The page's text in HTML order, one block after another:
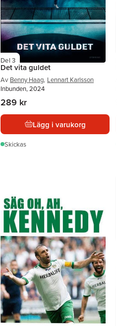
Del 3
Det vita guldet
Av Benny Haag, Lennart Karlsson
Inbunden, 2024
289 kr
Lägg i varukorg
Skickas